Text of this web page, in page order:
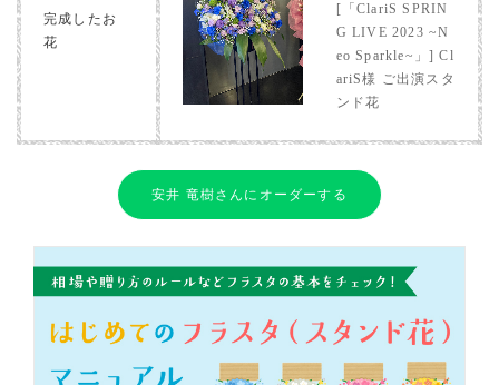
完成したお
花
[「ClariS SPRIN
G LIVE 2023 ~N
eo Sparkle~」] Cl
ariS様 ご出演スタ
ンド花
安井 竜樹さんにオーダーする